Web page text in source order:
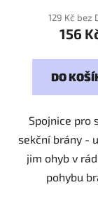
129 Kč bez
156
DO
Spojnice pro
sekční brány -
jim ohyb v
pohybu